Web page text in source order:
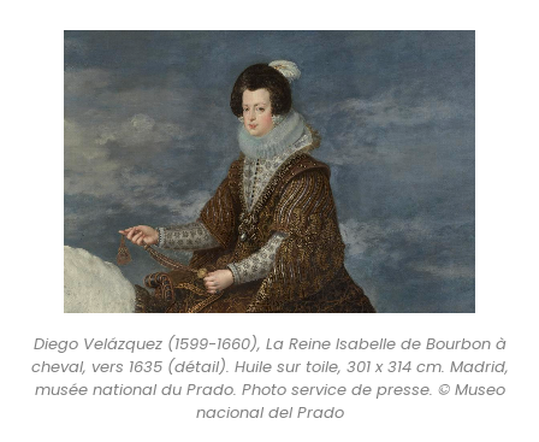
Diego Velázquez (1599-1660), La Reine Isabelle de Bourbon à
cheval, vers 1635 (détail). Huile sur toile, 301 x 314 cm. Madrid,
musée national du Prado. Photo service de presse. © Museo
nacional del Prado